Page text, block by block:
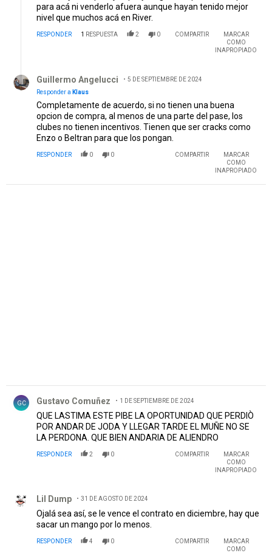
para acá ni venderlo afuera aunque hayan tenido mejor
nivel que muchos acá en River.
RESPONDER 1 RESPUESTA 2 0 COMPARTIR
MARCAR
COMO
INAPROPIADO
Guillermo Angelucci
5 DE SEPTIEMBRE DE 2024
Responder a Klaus
Completamente de acuerdo, si no tienen una buena
opcion de compra, al menos de una parte del pase, los
clubes no tienen incentivos. Tienen que ser cracks como
Enzo o Beltran para que los pongan.
RESPONDER 0 0 COMPARTIR
MARCAR
COMO
INAPROPIADO
GC Gustavo Comuñez 1 DE SEPTIEMBRE DE 2024
QUE LASTIMA ESTE PIBE LA OPORTUNIDAD QUE PERDIÒ
POR ANDAR DE JODA Y LLEGAR TARDE EL MUÑE NO SE
LA PERDONA. QUE BIEN ANDARIA DE ALIENDRO
RESPONDER 2 0 COMPARTIR
MARCAR
COMO
INAPROPIADO
Lil Dump 31 DE AGOSTO DE 2024
Ojalá sea así, se le vence el contrato en diciembre, hay que
sacar un mango por lo menos.
RESPONDER 4 0 COMPARTIR
MARCAR
COMO